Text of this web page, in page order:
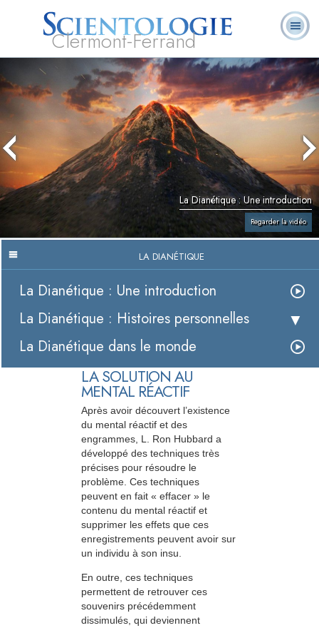
Clermont-Ferrand
L. Ron Hubbard
Qu’est-ce que la
Scientologie ?
Ministres
volontaires
Foire aux
questions
Livres
La Dianétique : Une introduction
Regarder la vidéo
LA DIANÉTIQUE
La Dianétique : Une introduction
La Dianétique : Histoires personnelles
La Dianétique dans le monde
LA SOLUTION AU
MENTAL RÉACTIF
Après avoir découvert l’existence
du mental réactif et des
engrammes, L. Ron Hubbard a
développé des techniques très
précises pour résoudre le
problème. Ces techniques
peuvent en fait « effacer » le
contenu du mental réactif et
supprimer les effets que ces
enregistrements peuvent avoir sur
un individu à son insu.
En outre, ces techniques
permettent de retrouver ces
souvenirs précédemment
dissimulés, qui deviennent